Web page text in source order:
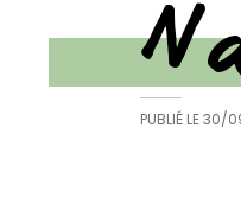
PUBLIÉ LE30/